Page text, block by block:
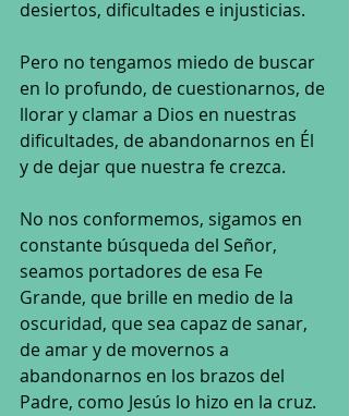
desiertos, dificultades e injusticias.
Pero no tengamos miedo de buscar
en lo profundo, de cuestionarnos, de
llorar y clamar a Dios en nuestras
dificultades, de abandonarnos en Él
y de dejar que nuestra fe crezca.
No nos conformemos, sigamos en
constante búsqueda del Señor,
seamos portadores de esa Fe
Grande, que brille en medio de la
oscuridad, que sea capaz de sanar,
de amar y de movernos a
abandonarnos en los brazos del
Padre, como Jesús lo hizo en la cruz.